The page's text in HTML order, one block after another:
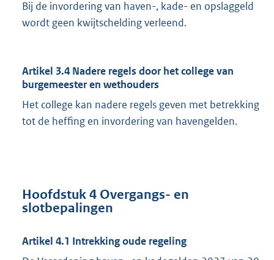
Bij de invordering van haven-, kade- en opslaggeld
wordt geen kwijtschelding verleend.
Artikel 3.4 Nadere regels door het college van
burgemeester en wethouders
Het college kan nadere regels geven met betrekking
tot de heffing en invordering van havengelden.
Hoofdstuk 4 Overgangs- en
slotbepalingen
Artikel 4.1 Intrekking oude regeling